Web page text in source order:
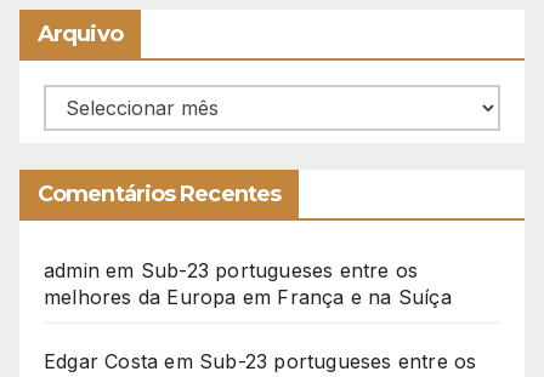
Arquivo
Arquivo
Comentários Recentes
admin em Sub-23 portugueses entre os
melhores da Europa em França e na Suíça
Edgar Costa em Sub-23 portugueses entre os